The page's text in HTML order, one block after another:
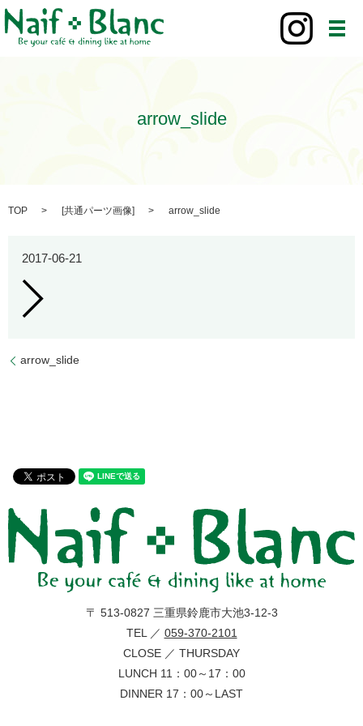
メ
arrow_slide
TOP [共通パーツ画像] arrow_slide
2017-06-21
arrow_slide
〒 513-0827 三重県鈴鹿市大池3-12-3
TEL ／ 059-370-2101
CLOSE ／ THURSDAY
LUNCH 11：00～17：00
DINNER 17：00～LAST